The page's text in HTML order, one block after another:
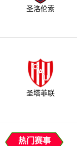
圣洛伦索
圣塔菲联
热门赛事